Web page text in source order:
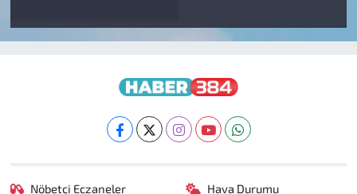
Nöbetçi Eczaneler Hava Durumu